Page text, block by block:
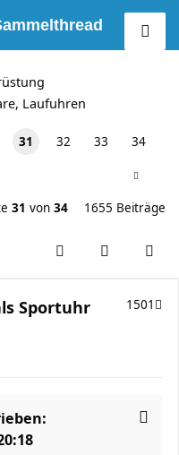
Laufuhren
31 32 33 34
31 von 34 1655 Beiträge
Sportuhr
1501